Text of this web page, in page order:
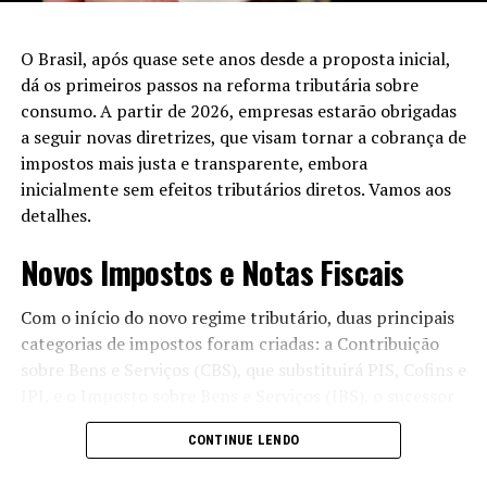
com práticas de branding tradicionais, mostrando como
sucesso no mercado contemporâneo.
Leia Também:
Homem é preso em
metrô do DF por lesão corporal
Nicolo Zingales: A Visão da FGV
Por último, o professor Nicolo Zingales, do Centro de
Tecnologia e Sociedade da Fundação Getúlio Vargas
(FGV), também fará parte do debate. Autor de diversos
trabalhos que exploram a relação entre tecnologia, ética
e direito, Zingales oferece uma perspectiva crítica sobre
Questões Éticas em Debate
O Brasil, após quase sete anos desde a proposta inicial,
dá os primeiros passos na reforma tributária sobre
consumo. A partir de 2026, empresas estarão obrigadas
a seguir novas diretrizes, que visam tornar a cobrança de
impostos mais justa e transparente, embora
inicialmente sem efeitos tributários diretos. Vamos aos
detalhes.
Novos Impostos e Notas Fiscais
Com o início do novo regime tributário, duas principais
categorias de impostos foram criadas: a Contribuição
sobre Bens e Serviços (CBS), que substituirá PIS, Cofins e
do ICMS e ISS. Desde 1º de janeiro, as empresas devem
emitir notas fiscais que destaquem os valores
CONTINUE LENDO